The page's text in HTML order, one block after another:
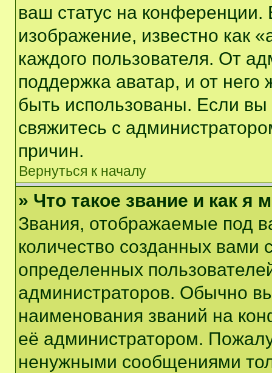
ваш статус на
изображение, известно как
каждого пользователя. От
поддержка аватар, и от него
быть использованы. Если
свяжитесь с
причин.
Вернуться к началу
» Что такое звание и как я
Звания, отображаемые под
количество созданных
определенных
администраторов. Обычно
наименования званий на
её администратором.
ненужными сообщениями